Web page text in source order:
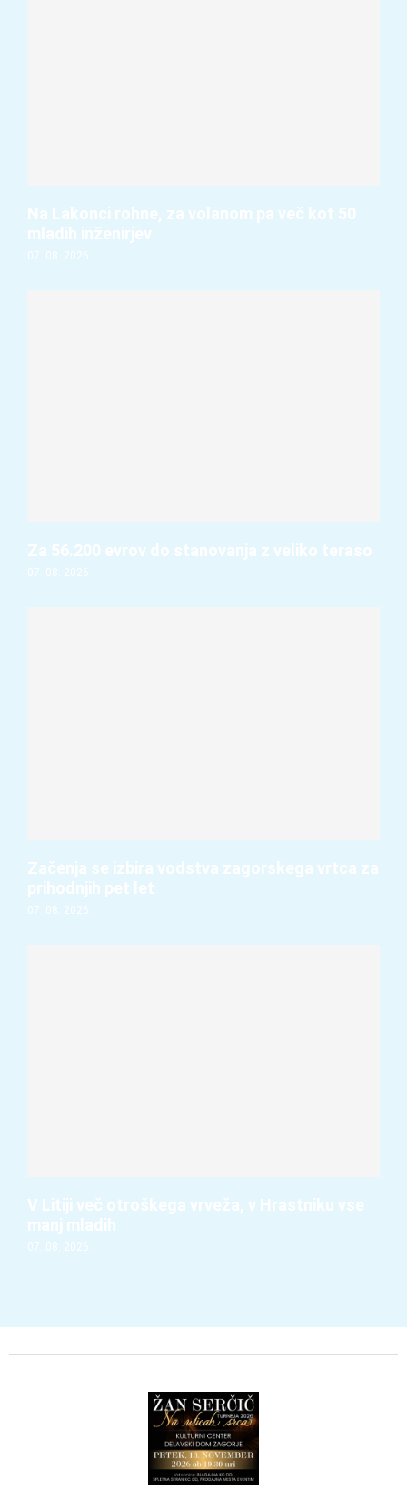
Na Lakonci rohne, za volanom pa več kot 50
mladih inženirjev
07. 08. 2026
Za 56.200 evrov do stanovanja z veliko teraso
07. 08. 2026
Začenja se izbira vodstva zagorskega vrtca za
prihodnjih pet let
07. 08. 2026
V Litiji več otroškega vrveža, v Hrastniku vse
manj mladih
07. 08. 2026